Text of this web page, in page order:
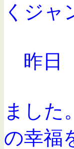
くジャ
昨日
ました。
の幸福